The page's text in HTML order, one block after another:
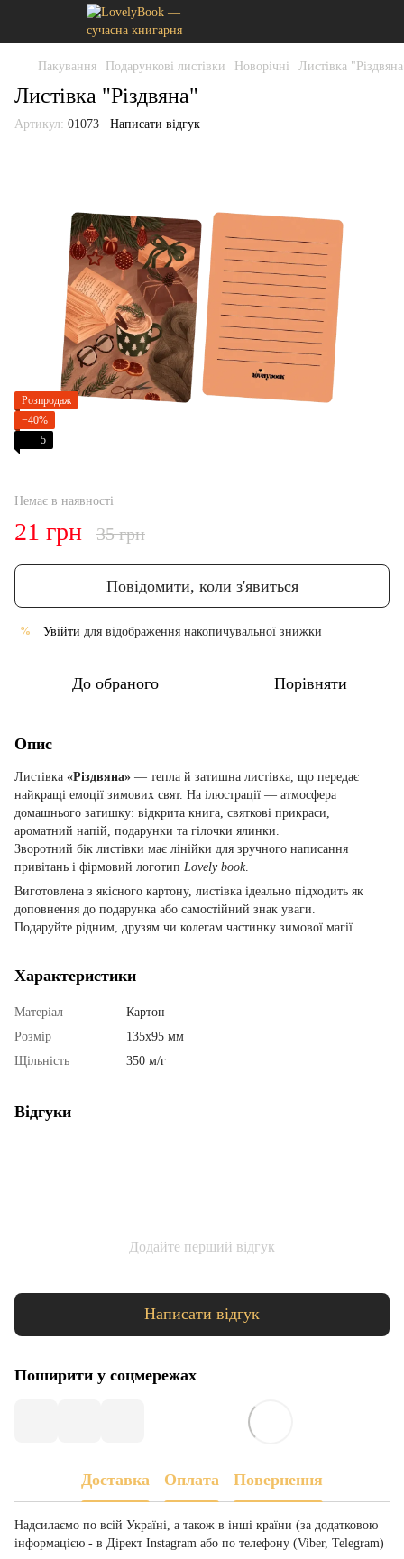
Пакування Подарункові листівки Новорічні Листівка
Листівка "Різдвяна"
Артикул: 01073 Написати відгук
Розпродаж
−40%
5
Немає в наявності
21 грн 35 грн
Повідомити, коли з'явиться
% Увійти для відображення накопичувальної знижки
До обраного Порівняти
Опис
Листівка «Різдвяна» — тепла й затишна листівка, що передає
найкращі емоції зимових свят. На ілюстрації — атмосфера
домашнього затишку: відкрита книга, святкові прикраси,
ароматний напій, подарунки та гілочки ялинки.
Зворотний бік листівки має лінійки для зручного написання
привітань і фірмовий логотип Lovely book.
Виготовлена з якісного картону, листівка ідеально підходить як
доповнення до подарунка або самостійний знак уваги.
Подаруйте рідним, друзям чи колегам частинку зимової магії.
Характеристики
Матеріал
Картон
Розмір
135х95 мм
Щільність
350 м/г
Відгуки
Додайте перший відгук
Написати відгук
Поширити у соцмережах
Доставка Оплата Повернення
Надсилаємо по всій Україні, а також в інші країни (за додатковою
інформацією - в Дірект Instagram або по телефону (Viber, Telegram)